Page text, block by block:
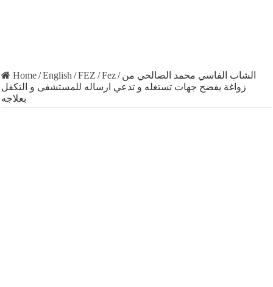
Home/English /FEZ /Fez/ الشاب الفاسي محمد الصالحي من
زواغة يفضح جهات تستغله و تدعي ارساله للمستشفى و التكفل
بعلاجه